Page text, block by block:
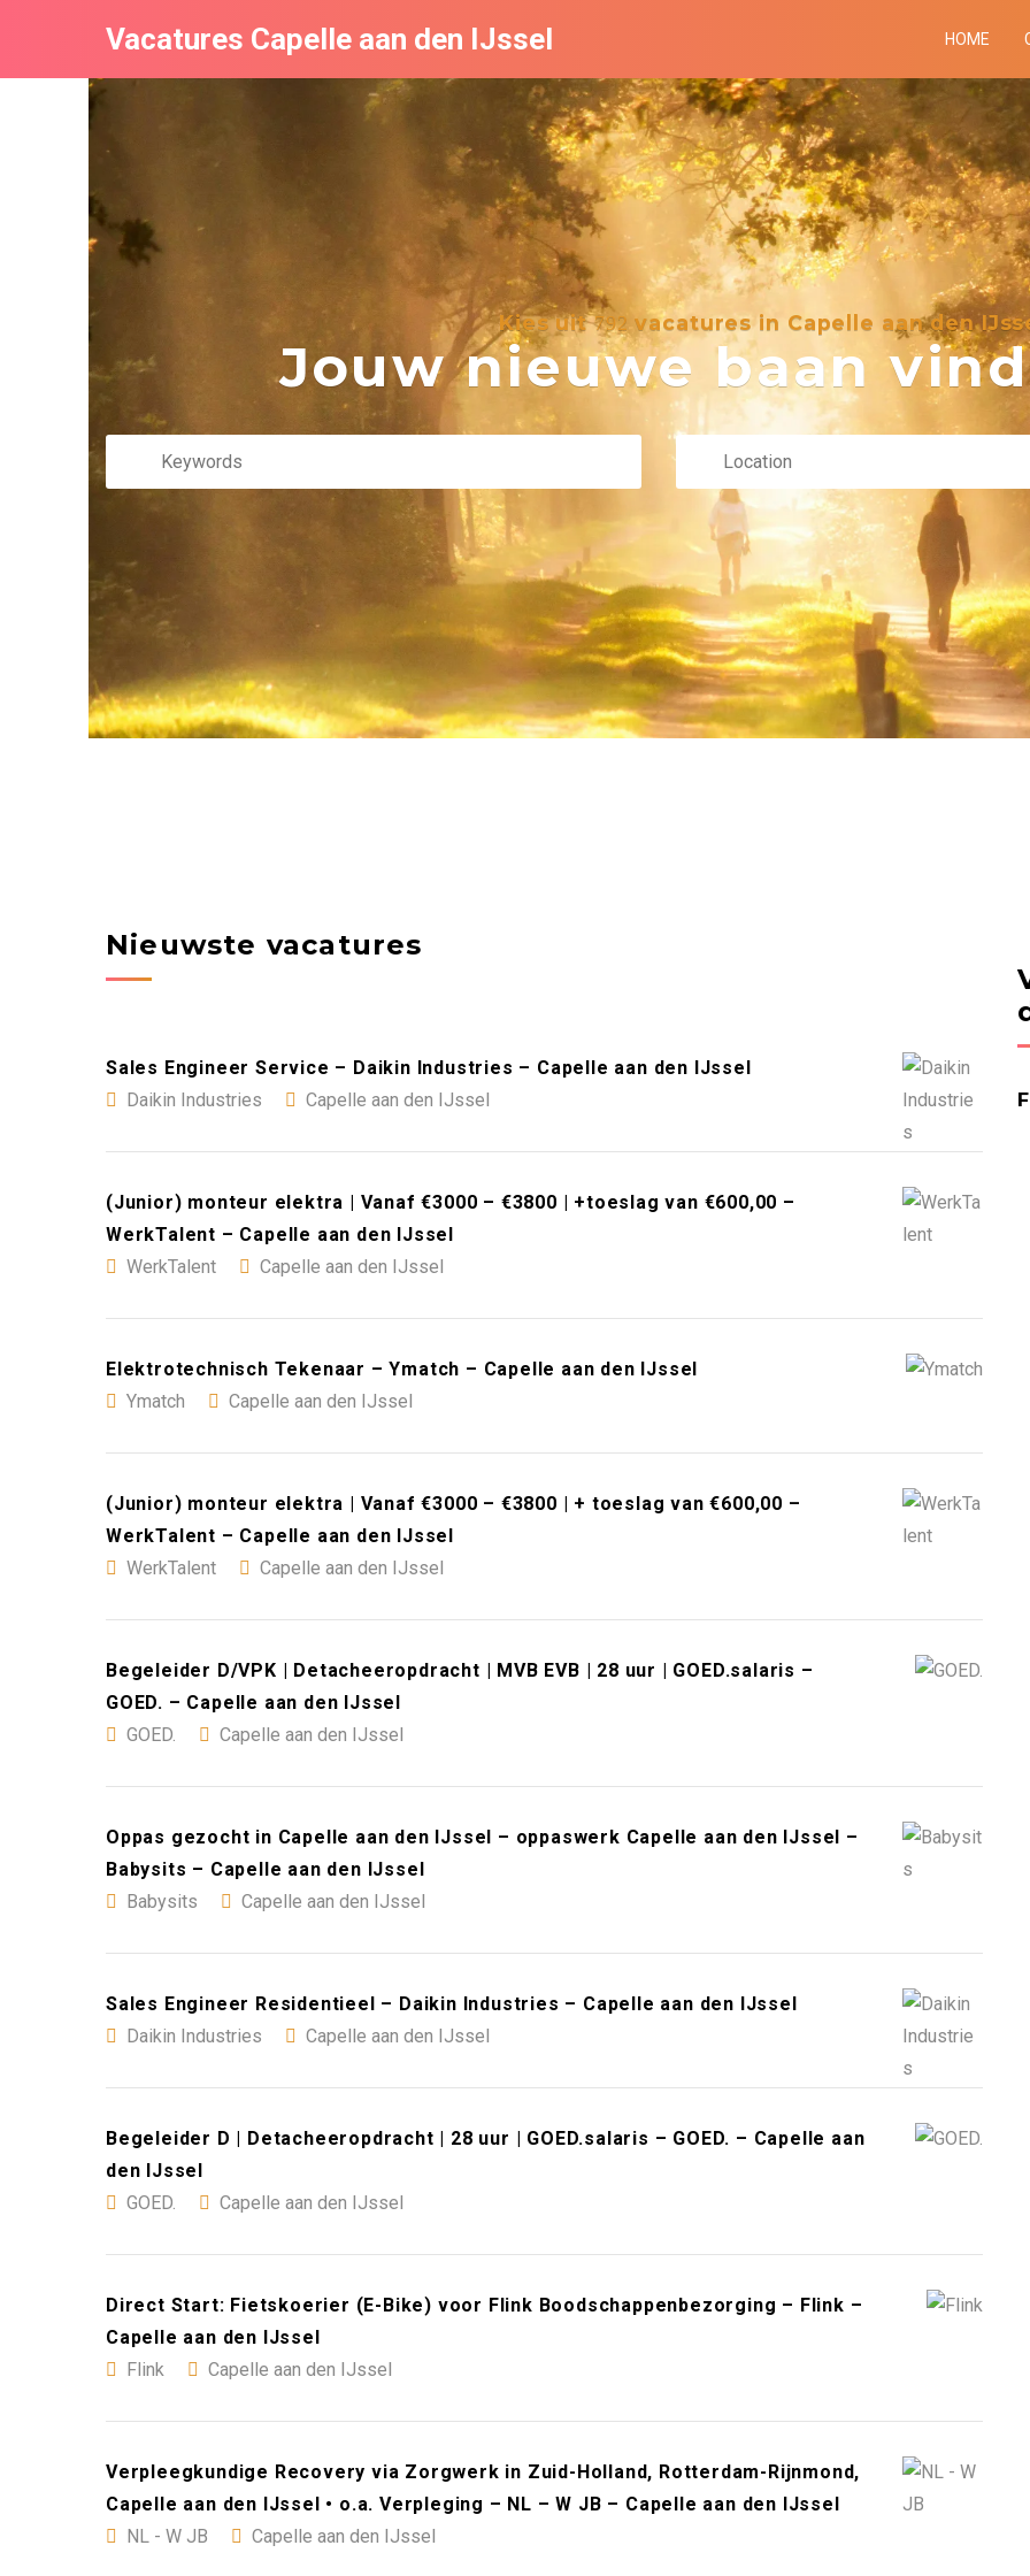
Vacatures Capelle aan den IJssel HOME
Kies uit792 vacatures in Capelle aan den
Jouw nieuwe baan
Nieuwste vacatures
Sales Engineer Service – Daikin Industries – Capelle aan den IJssel
Daikin Industries
Capelle aan den IJssel
(Junior) monteur elektra | Vanaf €3000 – €3800 | +toeslag van €600,00 –
WerkTalent – Capelle aan den IJssel
WerkTalent
Capelle aan den IJssel
Elektrotechnisch Tekenaar – Ymatch – Capelle aan den IJssel
Ymatch
Capelle aan den IJssel
(Junior) monteur elektra | Vanaf €3000 – €3800 | + toeslag van €600,00 –
WerkTalent – Capelle aan den IJssel
WerkTalent
Capelle aan den IJssel
Begeleider D/VPK | Detacheeropdracht | MVB EVB | 28 uur | GOED.salaris –
GOED. – Capelle aan den IJssel
GOED.
Capelle aan den IJssel
Oppas gezocht in Capelle aan den IJssel – oppaswerk Capelle aan den IJssel –
Babysits – Capelle aan den IJssel
Babysits
Capelle aan den IJssel
Sales Engineer Residentieel – Daikin Industries – Capelle aan den IJssel
Daikin Industries
Capelle aan den IJssel
Begeleider D | Detacheeropdracht | 28 uur | GOED.salaris – GOED. – Capelle aan
den IJssel
GOED.
Capelle aan den IJssel
Direct Start: Fietskoerier (E-Bike) voor Flink Boodschappenbezorging – Flink –
Capelle aan den IJssel
Flink
Capelle aan den IJssel
Verpleegkundige Recovery via Zorgwerk in Zuid-Holland, Rotterdam-Rijnmond,
Capelle aan den IJssel • o.a. Verpleging – NL – W JB – Capelle aan den IJssel
NL - W JB
Capelle aan den IJssel